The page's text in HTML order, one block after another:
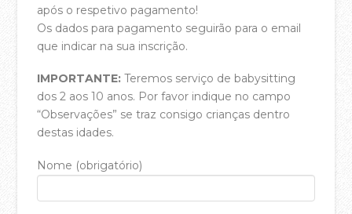
Podcast Falamos em Casa – YouTube
Podcast Falamos em Casa – Spotify
Hinos de Graça – Bandcamp
BLOG
após o respetivo pagamento!
Os dados para pagamento seguirão para o email
que indicar na sua inscrição.
IMPORTANTE: Teremos serviço de babysitting
dos 2 aos 10 anos. Por favor indique no campo
“Observações” se traz consigo crianças dentro
destas idades.
Nome (obrigatório)